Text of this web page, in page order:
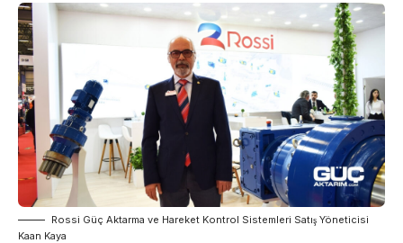
Rossi Güç Aktarma ve Hareket Kontrol Sistemleri Satış Yöneticisi
Kaan Kaya